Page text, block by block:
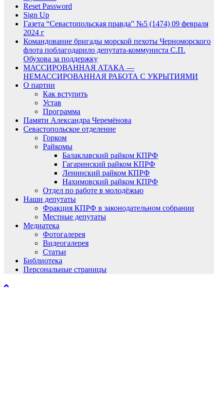
Reset Password
Sign Up
Газета “Севастопольская правда” №5 (1474) 09 февраля
2024 г
Командование бригады морской пехоты Черноморского
флота поблагодарило депутата-коммуниста С.П.
Обухова за поддержку
МАССИРОВАННАЯ АТАКА —
НЕМАССИРОВАННАЯ РАБОТА С УКРЫТИЯМИ
О партии
Как вступить
Устав
Программа
Памяти Александра Черемёнова
Севастопольское отделение
Горком
Райкомы
Балаклавский райком КПРФ
Гагаринский райком КПРФ
Ленинский райком КПРФ
Нахимовский райком КПРФ
Отдел по работе в молодёжью
Наши депутаты
Фракция КПРФ в законодательном собрании
Местные депутаты
Медиатека
Фотогалерея
Видеогалерея
Статьи
Библиотека
Персональные страницы